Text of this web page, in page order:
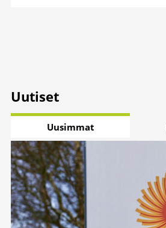
Uutiset
Uusimmat